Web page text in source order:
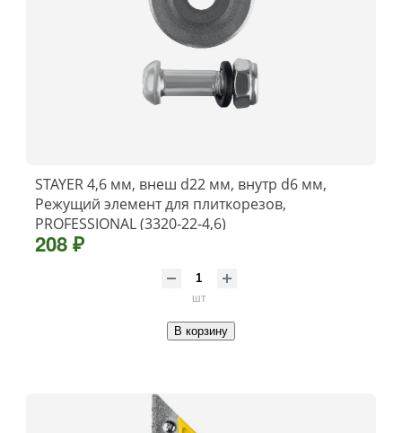
STAYER 4,6 мм, внеш d22 мм, внутр d6 мм,
Режущий элемент для плиткорезов,
PROFESSIONAL (3320-22-4,6)
208 ₽
шт
В корзину